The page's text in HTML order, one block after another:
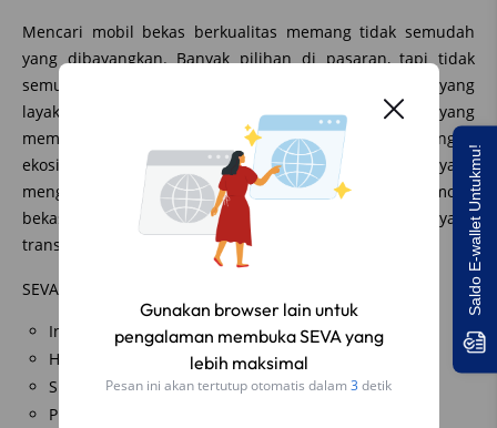
Gunakan browser lain untuk
pengalaman membuka SEVA yang
lebih maksimal
Pesan ini akan tertutup otomatis dalam 2detik
Mencari mobil bekas berkualitas memang tidak semudah
yang dibayangkan. Banyak pilihan di pasaran, tapi tidak
semuanya punya rekam jejak yang jelas dan kondisi yang
layak. Di sinilah
hadir sebagai solusi yang
memberikan rasa aman dan nyaman. Dengan dukungan
ekosistem Astra, SEVA menjadi platform digital yang
menghubungkan kamu dengan beragam pilihan mobil
bekas terpercaya, lengkap dengan proses pembelian yang
transparan dan profesional.
SEVA.id dipercaya banyak pembeli karena menawarkan:
Inspeksi ketat & jaminan kualitas untuk mobil bekas
Harga kompetitif
Simulasi kredit fleksibel lewatkalkulator kredit SEVA
Proses beli yang aman, mudah, dan didukung Astra
Saldo E-wallet Untukmu!